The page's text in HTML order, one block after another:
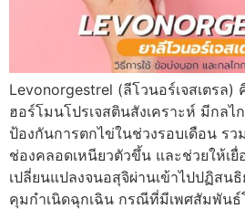
Levonorgestrel (ลีโวนอร์เจสเตรล)
ฮอร์โมนโปรเจสตินสังเคราะห์ มีกล
ป้องกันการตกไข่ในช่วงรอบเดือน รว
ช่องคลอดเหนียวตัวขึ้น และช่วยให้เ
เปลี่ยนแปลงจนอสุจิผ่านเข้าไปปฏิสน
คุมกำเนิดฉุกเฉิน กรณีที่มีเพศสัมพันธ์